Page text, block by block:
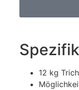
12 kg